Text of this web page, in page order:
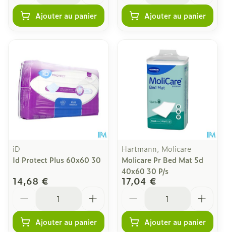
Ajouter au panier Ajouter au panier
iD
Id Protect Plus 60x60 30
14,68 €
Ajouter au panier
Hartmann, Molicare
Molicare Pr Bed Mat 5d
40x60 30 P/s
17,04 €
Ajouter au panier